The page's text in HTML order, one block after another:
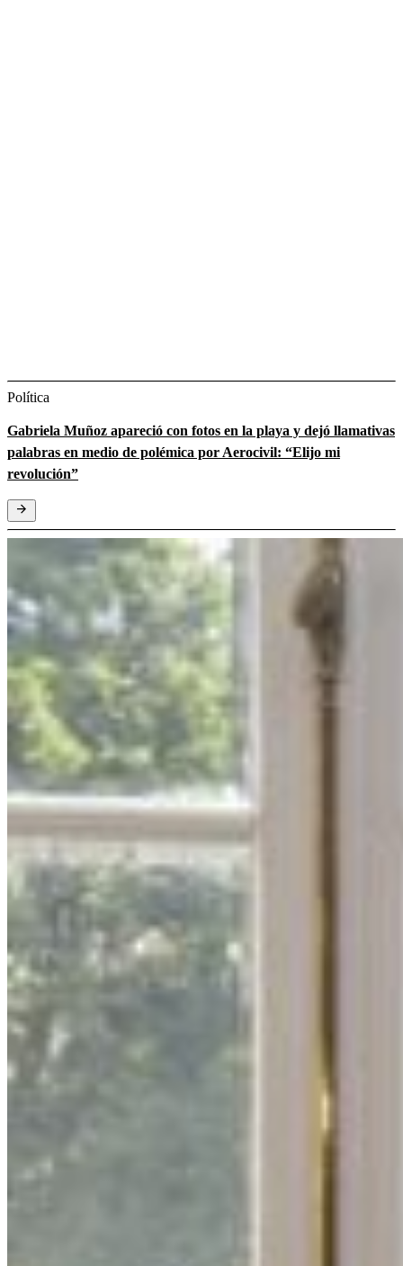
Política
Gabriela Muñoz apareció con fotos en la playa y dejó llamativas
palabras en medio de polémica por Aerocivil: “Elijo mi
revolución”